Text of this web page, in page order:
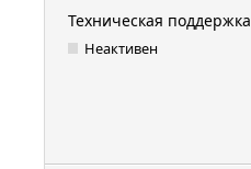
Техническая поддержка
Неактивен